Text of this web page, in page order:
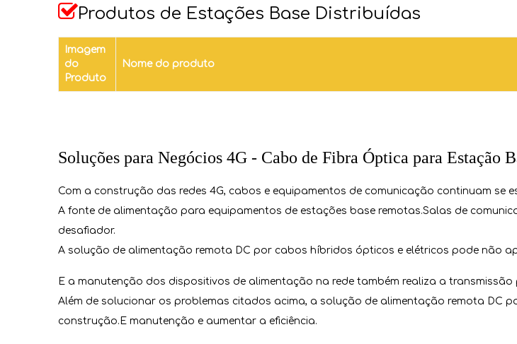
Produtos de Estações Base Distribuídas
Imagem
do
Produto
Nome do produto
Soluções para Negócios 4G - Cabo de Fibra Óptica para Estação
Com a construção das redes 4G, cabos e equipamentos de comunicação continuam se
A fonte de alimentação para equipamentos de estações base remotas.Salas de
desafiador.
A solução de alimentação remota DC por cabos híbridos ópticos e elétricos pode não
E a manutenção dos dispositivos de alimentação na rede também realiza a
Além de solucionar os problemas citados acima, a solução de alimentação remota DC
construção.E manutenção e aumentar a eficiência.